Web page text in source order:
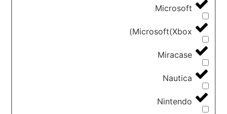
Microsoft
Microsoft(Xbox)
Miracase
Nautica
Nintendo